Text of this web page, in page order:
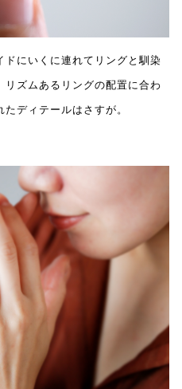
にいくに連れてリングと馴染
ズムあるリングの配置に合わ
ディテールはさすが。